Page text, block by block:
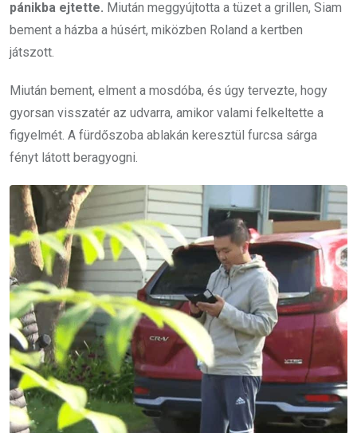
pánikba ejtette. Miután meggyújtotta a tüzet a grillen, Siam
bement a házba a húsért, miközben Roland a kertben
játszott.
Miután bement, elment a mosdóba, és úgy tervezte, hogy
gyorsan visszatér az udvarra, amikor valami felkeltette a
figyelmét. A fürdőszoba ablakán keresztül furcsa sárga
fényt látott beragyogni.